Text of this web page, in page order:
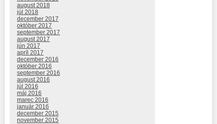
august 2018
júl 2018
december 2017
október 2017
september 2017
august 2017
jún 2017
apríl 2017
december 2016
október 2016
september 2016
august 2016
júl 2016
máj 2016
marec 2016
január 2016
december 2015
november 2015